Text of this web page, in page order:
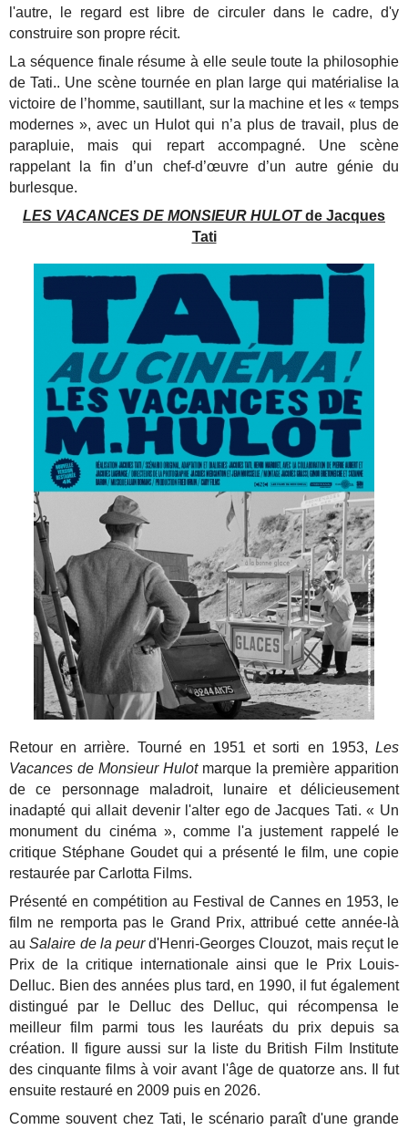
l'autre, le regard est libre de circuler dans le cadre, d'y
construire son propre récit.
La séquence finale résume à elle seule toute la philosophie
de Tati.. Une scène tournée en plan large qui matérialise la
victoire de l’homme, sautillant, sur la machine et les « temps
modernes », avec un Hulot qui n’a plus de travail, plus de
parapluie, mais qui repart accompagné. Une scène
rappelant la fin d’un chef-d’œuvre d’un autre génie du
burlesque.
LES VACANCES DE MONSIEUR HULOTde Jacques
Tati
Retour en arrière. Tourné en 1951 et sorti en 1953, Les
Vacances de Monsieur Hulotmarque la première apparition
de ce personnage maladroit, lunaire et délicieusement
inadapté qui allait devenir l'alter ego de Jacques Tati. « Un
monument du cinéma », comme l'a justement rappelé le
critique Stéphane Goudet qui a présenté le film, une copie
restaurée par Carlotta Films.
Présenté en compétition au Festival de Cannes en 1953, le
film ne remporta pas le Grand Prix, attribué cette année-là
auSalaire de la peurd'Henri-Georges Clouzot, mais reçut le
Prix de la critique internationale ainsi que le Prix Louis-
Delluc. Bien des années plus tard, en 1990, il fut également
distingué par le Delluc des Delluc, qui récompensa le
meilleur film parmi tous les lauréats du prix depuis sa
création. Il figure aussi sur la liste du British Film Institute
des cinquante films à voir avant l'âge de quatorze ans. Il fut
ensuite restauré en 2009 puis en 2026.
Comme souvent chez Tati, le scénario paraît d'une grande